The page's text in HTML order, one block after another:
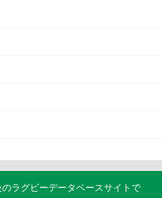
ラグビーデータベースサイトで